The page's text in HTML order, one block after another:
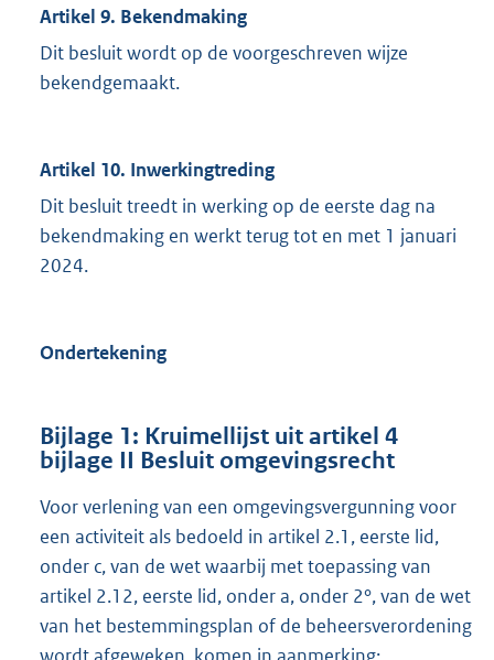
Artikel 9. Bekendmaking
Dit besluit wordt op de voorgeschreven wijze
bekendgemaakt.
Artikel 10. Inwerkingtreding
Dit besluit treedt in werking op de eerste dag na
bekendmaking en werkt terug tot en met 1 januari
2024.
Ondertekening
Bijlage 1: Kruimellijst uit artikel 4
bijlage II Besluit omgevingsrecht
Voor verlening van een omgevingsvergunning voor
een activiteit als bedoeld in artikel 2.1, eerste lid,
onder c, van de wet waarbij met toepassing van
artikel 2.12, eerste lid, onder a, onder 2°, van de wet
van het bestemmingsplan of de beheersverordening